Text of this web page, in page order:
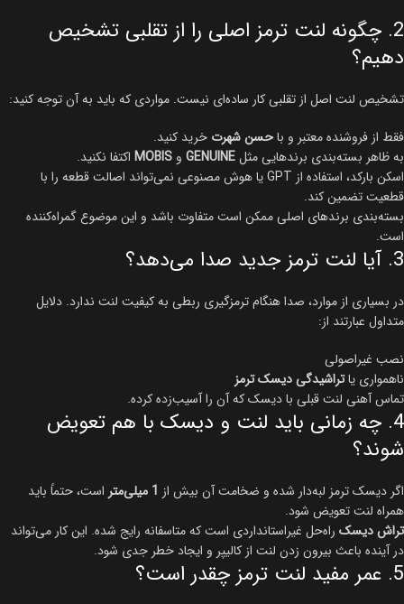
2. چگونه لنت ترمز اصلی را از تقلبی تشخیص
دهیم؟
تشخیص لنت اصل از تقلبی کار ساده‌ای نیست. مواردی که باید به آن توجه کنید:
فقط از فروشنده معتبر و باحسن شهرت خرید کنید.
به ظاهر بسته‌بندی برندهایی مثلGENUINE و MOBIS اکتفا نکنید.
اسکن بارکد، استفاده از GPT یا هوش مصنوعی نمی‌تواند اصالت قطعه را با
قطعیت تضمین کند.
بسته‌بندی برندهای اصلی ممکن است متفاوت باشد و این موضوع گمراه‌کننده
است.
3. آیا لنت ترمز جدید صدا می‌دهد؟
در بسیاری از موارد، صدا هنگام ترمزگیری ربطی به کیفیت لنت ندارد. دلایل
متداول عبارتند از:
نصب غیراصولی
ناهمواری یاتراشیدگی دیسک ترمز
تماس آهنی لنت قبلی با دیسک که آن را آسیب‌زده کرده.
4. چه زمانی باید لنت و دیسک با هم تعویض
شوند؟
اگر دیسک ترمز لبه‌دار شده و ضخامت آن بیش از 1 میلی‌متر
است، حتماً باید
همراه لنت تعویض شود.
تراش دیسک راه‌حل غیراستانداردی است که متاسفانه رایج شده. این کار می‌تواند
در آینده باعث بیرون زدن لنت از کالیپر و ایجاد خطر جدی شود.
5. عمر مفید لنت ترمز چقدر است؟